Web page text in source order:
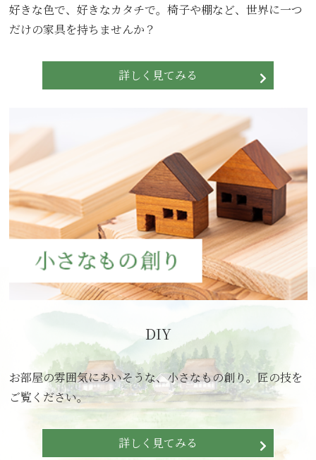
好きな色で、好きなカタチで。椅子や棚など、世界に一つ
だけの家具を持ちませんか？
詳しく見てみる
DIY
お部屋の雰囲気にあいそうな、小さなもの創り。匠の技を
ご覧ください。
詳しく見てみる